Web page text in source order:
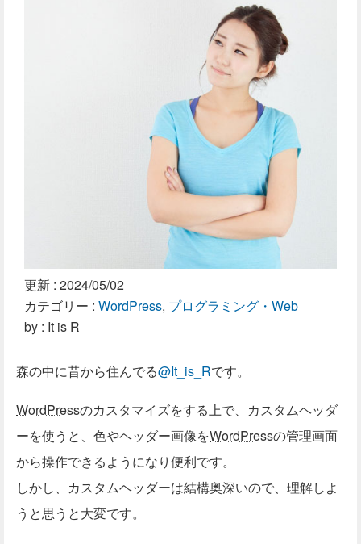
更新 : 2024/05/02
カテゴリー : WordPress, プログラミング・Web
by : It is R
森の中に昔から住んでる@It_is_Rです。
WordPressのカスタマイズをする上で、カスタムヘッダ
ーを使うと、色やヘッダー画像をWordPressの管理画面
から操作できるようになり便利です。
しかし、カスタムヘッダーは結構奥深いので、理解しよ
うと思うと大変です。